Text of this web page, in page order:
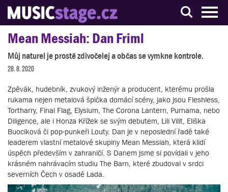
S muzikanty pro muzikanty
Mean Messiah: Dan Friml
Můj naturel je prostě zdivočelej a občas se vymkne kontrole.
28. 8. 2020
Zpěvák, hudebník, zvukový inženýr a producent, kterému prošla
rukama nejen metalová špička domácí scény, jako jsou Fleshless,
Tortharry, Final Flag, Elysium, The Corona Lantern, Purnama, nebo
Diligence, ale i Honza Křížek se svým debutem, Lili Vilit, Eliška
Buociková či pop-punkeři Louty. Dan je v neposlední řadě také
leaderem vlastní metalové skupiny Mean Messiah, která klidí
úspěch především v zahraničí. S Danem jsme si povídali v jeho
krásném nahrávacím studiu The Barn, které zbudoval v srdci
severních Čech v osadě Lada.